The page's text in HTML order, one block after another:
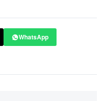
WhatsApp